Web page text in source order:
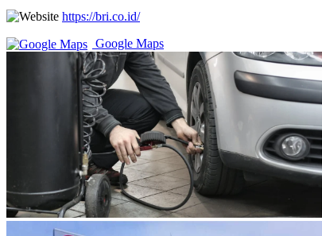
https://bri.co.id/
Google Maps